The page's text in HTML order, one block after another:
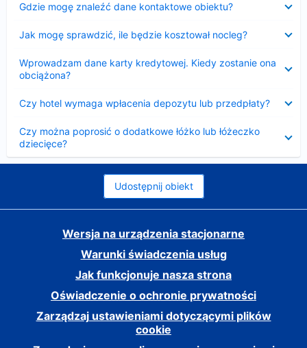
Gdzie mogę znaleźć dane kontaktowe obiektu?
Jak mogę sprawdzić, ile będzie kosztował nocleg?
Wprowadzam dane karty kredytowej. Kiedy zostanie ona
obciążona?
Czy hotel wymaga wpłacenia depozytu lub przedpłaty?
Czy można poprosić o dodatkowe łóżko lub łóżeczko
dziecięce?
Udostępnij obiekt
Wersja na urządzenia stacjonarne
Warunki świadczenia usług
Jak funkcjonuje nasza strona
Oświadczenie o ochronie prywatności
Zarządzaj ustawieniami dotyczącymi plików
cookie